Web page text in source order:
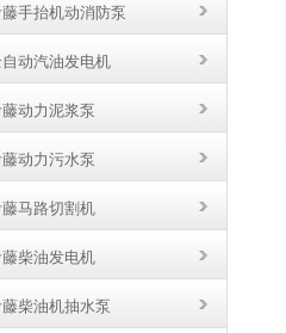
手抬机动消防泵
动汽油发电机
动力泥浆泵
动力污水泵
马路切割机
柴油发电机
柴油机抽水泵